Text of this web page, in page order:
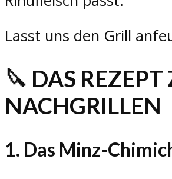
Lasst uns den Grill
🔪 DAS REZEPT
NACHGRILLEN
1. Das Minz-